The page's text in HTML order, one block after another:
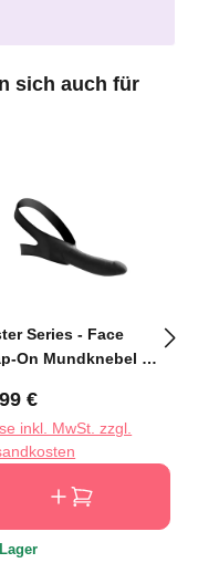
sich auch für
Series - Face
On Mundknebel mit
Preis:
€
inkl. MwSt. zzgl.